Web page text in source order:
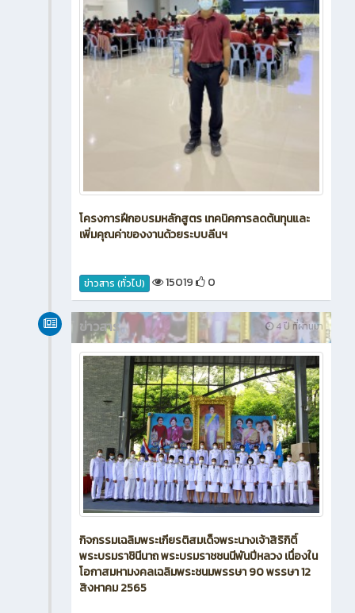
โครงการฝึกอบรมหลักสูตร เทคนิคการลดต้นทุนและ
เพิ่มคุณค่าของงานด้วยระบบลีนฯ
ข่าวสาร (ทั่วไป) 15019 0
4 ปี ที่ผ่านมา
ข่าวสาร
กิจกรรมเฉลิมพระเกียรติสมเด็จพระนางเจ้าสิริกิติ์
พระบรมราชินีนาถ พระบรมราชชนนีพันปีหลวง เนื่องใน
โอกาสมหามงคลเฉลิมพระชนมพรรษา 90 พรรษา 12
สิงหาคม 2565